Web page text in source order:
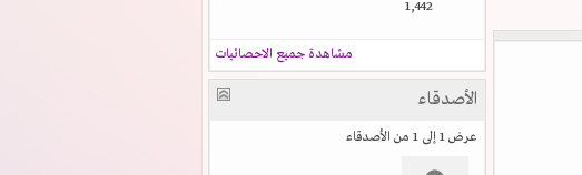
1,442
مشاهدة جميع الاحصائيات
الأصدقاء
عرض 1 إلى 1 من الأصدقاء